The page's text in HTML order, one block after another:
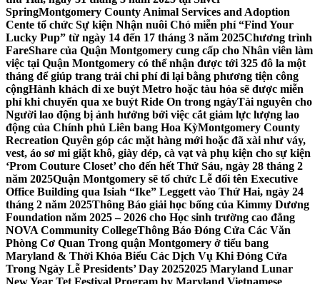
SpringMontgomery County Animal Services and Adoption
Cente tổ chức Sự kiện Nhận nuôi Chó miễn phí “Find Your
Lucky Pup” từ ngày 14 đến 17 tháng 3 năm 2025Chương trình
FareShare của Quận Montgomery cung cấp cho Nhân viên làm
việc tại Quận Montgomery có thể nhận được tới 325 đô la một
tháng để giúp trang trải chi phí đi lại bằng phương tiện công
cộngHành khách đi xe buýt Metro hoặc tàu hỏa sẽ được miễn
phí khi chuyển qua xe buýt Ride On trong ngàyTài nguyên cho
Người lao động bị ảnh hưởng bởi việc cắt giảm lực lượng lao
động của Chính phủ Liên bang Hoa KỳMontgomery County
Recreation Quyên góp các mặt hàng mới hoặc đã xài như váy,
vest, áo sơ mi giặt khô, giày dép, cà vạt và phụ kiện cho sự kiện
‘Prom Couture Closet’ cho đến hết Thứ Sáu, ngày 28 tháng 2
năm 2025Quận Montgomery sẽ tổ chức Lễ đổi tên Executive
Office Building qua Isiah “Ike” Leggett vào Thứ Hai, ngày 24
tháng 2 năm 2025Thông Báo giải học bổng của Kimmy Dương
Foundation năm 2025 – 2026 cho Học sinh trường cao đẳng
NOVA Community CollegeThông Báo Đóng Cửa Các Văn
Phòng Cơ Quan Trong quận Montgomery ở tiểu bang
Maryland & Thời Khóa Biểu Các Dịch Vụ Khi Đóng Cửa
Trong Ngày Lễ Presidents’ Day 20252025 Maryland Lunar
New Year Tet Festival Program by Maryland Vietnamese